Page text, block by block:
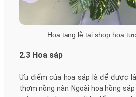
Hoa tang lễ tại shop hoa
2.3 Hoa sáp
Ưu điểm của hoa sáp là để được
thơm nồng nàn. Ngoài hoa hồng